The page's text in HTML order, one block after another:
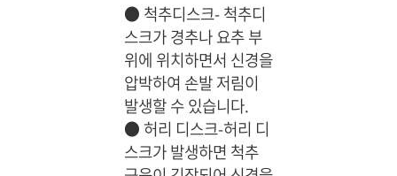
● 척추디스크- 척추디
스크가 경추나 요추 부
위에 위치하면서 신경을
압박하여 손발 저림이
발생할 수 있습니다.
● 허리 디스크-허리 디
스크가 발생하면 척추